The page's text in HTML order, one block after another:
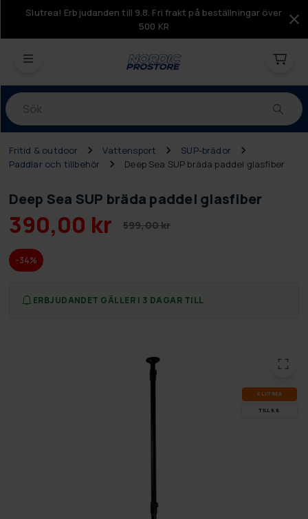
Slutrea! Erbjudanden till 9.8. Fri frakt på beställningar över
500 KR
Produkter
Fritid & outdoor Vattensport
SUP-brädor
Paddlar och tillbehör
Deep Sea SUP bräda paddel glasfiber
Deep Sea SUP bräda paddel glasfiber
390,00 kr 599,00 kr
-34%
ERBJUDANDET GÄLLER I 3 DAGAR TILL
SLUT­REA
TILL 9.8.